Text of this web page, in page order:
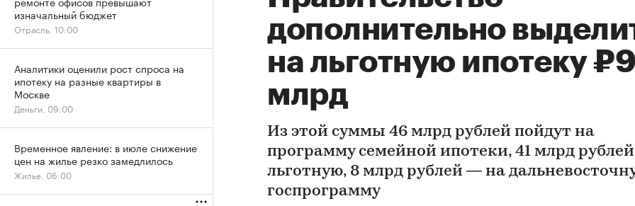
дополнительно
на льготную ипотеку
млрд
Из этой суммы 46 млрд рублей пойдут на
программу семейной ипотеки, 41 млрд
льготную, 8 млрд рублей — на
госпрограмму
изначальный бюджет
Отрасль, 10:00
Аналитики оценили рост спроса на
ипотеку на разные квартиры в
Москве
Деньги, 09:00
Временное явление: в июле снижение
цен на жилье резко замедлилось
Жилье, 06:00